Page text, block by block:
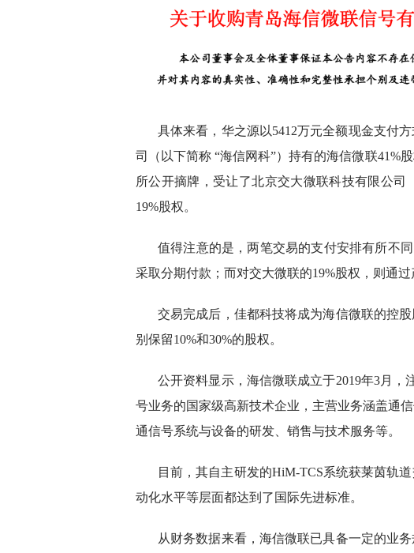
具体来看，华之源以5412万元全额现金支付
司（以下简称 “海信网科”）持有的海信微联41%
所公开摘牌，受让了北京交大微联科技有限公司
19%股权。
值得注意的是，两笔交易的支付安排有所不
采取分期付款；而对交大微联的19%股权，则通过
交易完成后，佳都科技将成为海信微联的控
别保留10%和30%的股权。
公开资料显示，海信微联成立于2019年3月
号业务的国家级高新技术企业，主营业务涵盖通
通信号系统与设备的研发、销售与技术服务等。
目前，其自主研发的HiM-TCS系统获莱茵轨
动化水平等层面都达到了国际先进标准。
从财务数据来看，海信微联已具备一定的业